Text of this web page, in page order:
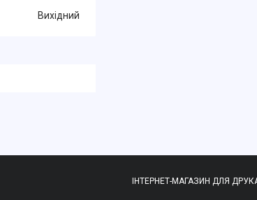
Вихідний